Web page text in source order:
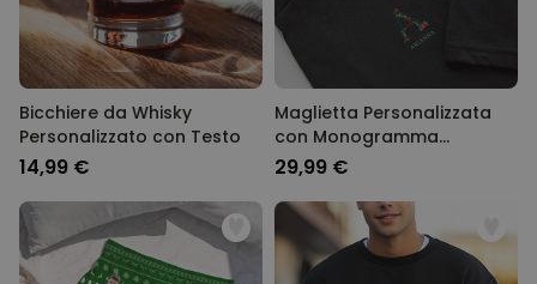
Bicchiere da Whisky
Personalizzato con Testo
14,99 €
Maglietta Personalizzata
con Monogramma
Natalizio
29,99 €